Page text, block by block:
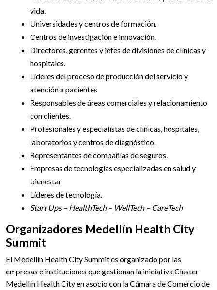
vida.
Universidades y centros de formación.
Centros de investigación e innovación.
Directores, gerentes y jefes de divisiones de clínicas y
hospitales.
Líderes del proceso de producción del servicio y
atención a pacientes
Responsables de áreas comerciales y relacionamiento
con clientes.
Profesionales y especialistas de clínicas, hospitales,
laboratorios y centros de diagnóstico.
Representantes de compañías de seguros.
Empresas de tecnologías especializadas en salud y
bienestar
Líderes de tecnología.
Start Ups – HealthTech – WellTech – CareTech
Organizadores Medellín Health City
Summit
El Medellín Health City Summit es organizado por las
empresas e instituciones que gestionan la iniciativa Cluster
Medellín Health City en asocio con la Cámara de Comercio de